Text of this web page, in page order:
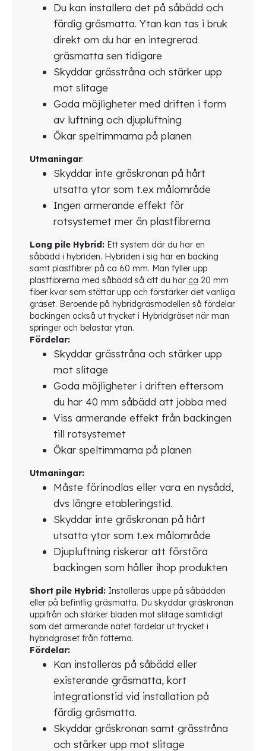
Du kan installera det på såbädd och
färdig gräsmatta. Ytan kan tas i bruk
direkt om du har en integrerad
gräsmatta sen tidigare
Skyddar grässtråna och stärker upp
mot slitage
Goda möjligheter med driften i form
av luftning och djupluftning
Ökar speltimmarna på planen
Utmaningar:
Skyddar inte gräskronan på hårt
utsatta ytor som t.ex målområde
Ingen armerande effekt för
rotsystemet mer än plastfibrerna
Long pile Hybrid: Ett system där du har en
såbädd i hybriden. Hybriden i sig har en backing
samt plastfibrer på ca 60 mm. Man fyller upp
plastfibrerna med såbädd så att du har ca 20 mm
fiber kvar som stöttar upp och förstärker det vanliga
gräset. Beroende på hybridgräsmodellen så fördelar
backingen också ut trycket i Hybridgräset när man
springer och belastar ytan.
Fördelar:
Skyddar grässtråna och stärker upp
mot slitage
Goda möjligheter i driften eftersom
du har 40 mm såbädd att jobba med
Viss armerande effekt från backingen
till rotsystemet
Ökar speltimmarna på planen
Utmaningar:
Måste förinodlas eller vara en nysådd,
dvs längre etableringstid.
Skyddar inte gräskronan på hårt
utsatta ytor som t.ex målområde
Djupluftning riskerar att förstöra
backingen som håller ihop produkten
Short pile Hybrid: Installeras uppe på såbädden
eller på befintlig gräsmatta. Du skyddar gräskronan
uppifrån och stärker bladen mot slitage samtidigt
som det armerande nätet fördelar ut trycket i
hybridgräset från fötterna.
Fördelar:
Kan installeras på såbädd eller
existerande gräsmatta, kort
integrationstid vid installation på
färdig gräsmatta.
Skyddar gräskronan samt grässtråna
och stärker upp mot slitage